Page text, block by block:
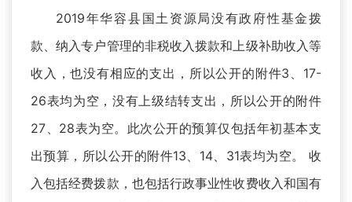
2019年华容县国土资源局没有政府性基金拨
款、纳入专户管理的非税收入拨款和上级补助收入等
收入，也没有相应的支出，所以公开的附件3、17-
26表均为空，没有上级结转支出，所以公开的附件
27、28表为空。此次公开的预算仅包括年初基本支
出预算，所以公开的附件13、14、31表均为空。 收
入包括经费拨款，也包括行政事业性收费收入和国有